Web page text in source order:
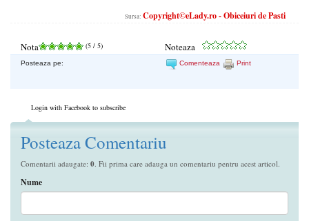
Sursa: Copyright©eLady.ro - Obiceiuri de Pasti
Nota (5 / 5) Noteaza
Posteaza pe: Comenteaza Print
Login with Facebook to subscribe
Posteaza Comentariu
Comentarii adaugate: 0 . Fii prima care adauga un comentariu pentru acest articol.
Nume